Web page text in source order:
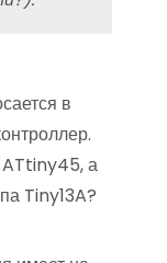
в
ATtiny45, а
Tiny13A?